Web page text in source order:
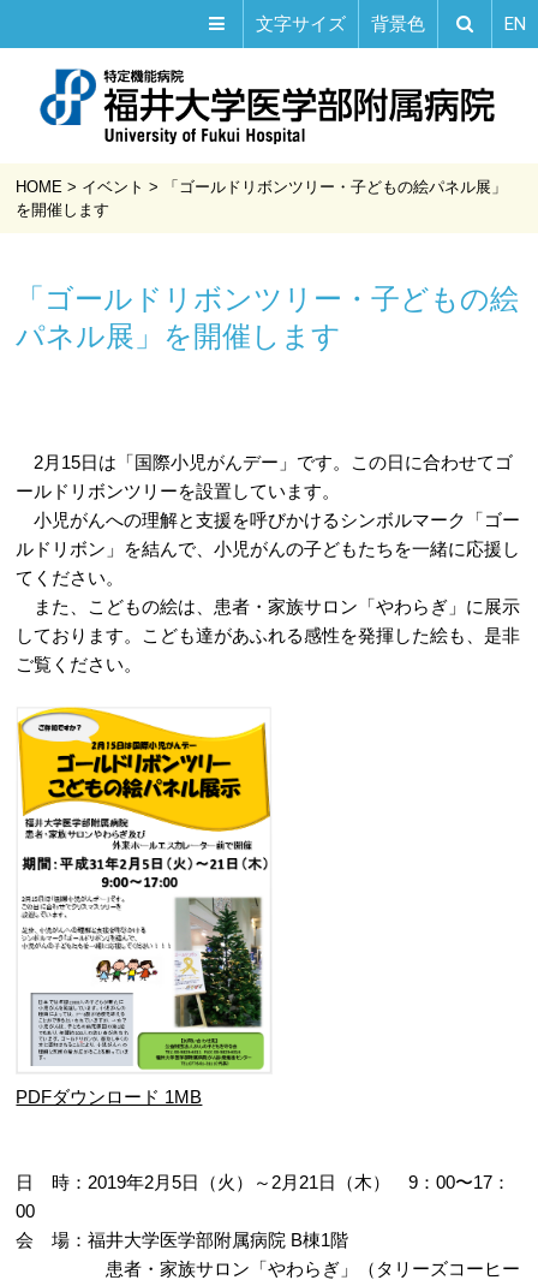
文字サイズ 背景色 EN
HOME > イベント >
「ゴールドリボンツリー・子どもの絵パネル展」
を開催します
「ゴールドリボンツリー・子どもの絵
パネル展」を開催します
2月15日は「国際小児がんデー」です。この日に合わせてゴ
ールドリボンツリーを設置しています。
小児がんへの理解と支援を呼びかけるシンボルマーク「ゴー
ルドリボン」を結んで、小児がんの子どもたちを一緒に応援し
てください。
また、こどもの絵は、患者・家族サロン「やわらぎ」に展示
しております。こども達があふれる感性を発揮した絵も、是⾮
ご覧ください。
PDFダウンロード 1MB
日 時：2019年2月5日（火）～2月21日（木） 9：00〜17：
00
会 場：福井大学医学部附属病院 B棟1階
患者・家族サロン「やわらぎ」（タリーズコーヒー